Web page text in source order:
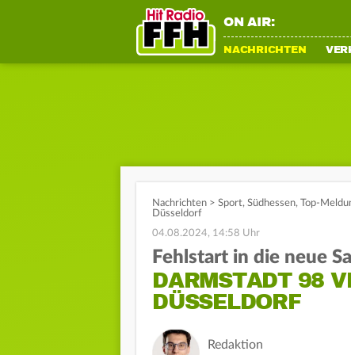
ON AIR:
NACHRICHTEN
Nachrichten > Sport, Südhessen, Top-
Düsseldorf
04.08.2024, 14:58 Uhr
Fehlstart in die neue
DARMSTADT 98
DÜSSELDORF
Redaktion